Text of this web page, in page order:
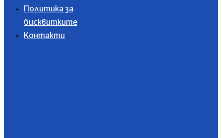
Политика за
бисквитките
Контакти